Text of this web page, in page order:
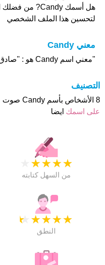
هل أسمك Candy? من فضلك اجب على
لتحسين هذا الملف الشخصي
معني Candy
"معني اسم Candy هو : "صادق
التصنيف
8 الأشخاص بأسم Candy صوت على اسمائهم . من فضلك
على اسمك ايضا
★
★
★
★
من السهل كتابته
★
★
★
★
★
النطق